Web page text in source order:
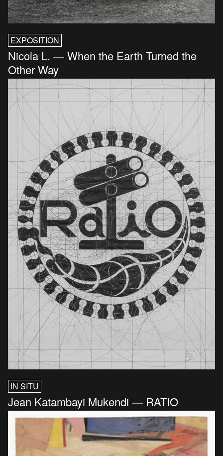
EXPOSITION
Nicola L. — When the Earth Turned the
Other Way
IN SITU
Jean Katambayi Mukendi — RATIO